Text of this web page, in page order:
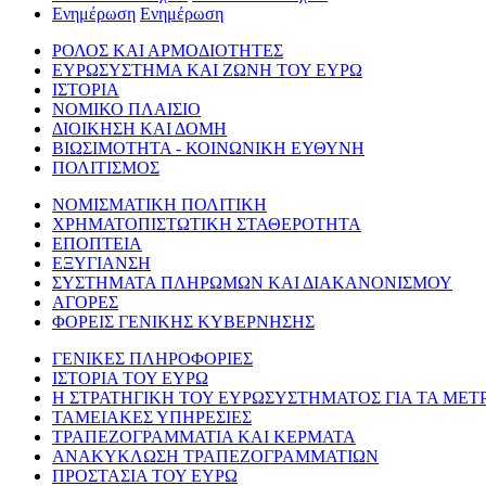
Ενημέρωση Ενημέρωση
ΡΟΛΟΣ ΚΑΙ ΑΡΜΟΔΙΟΤΗΤΕΣ
ΕΥΡΩΣΥΣΤΗΜΑ ΚΑΙ ΖΩΝΗ ΤΟΥ ΕΥΡΩ
ΙΣΤΟΡΙΑ
ΝΟΜΙΚΟ ΠΛΑΙΣΙΟ
ΔΙΟΙΚΗΣΗ ΚΑΙ ΔΟΜΗ
ΒΙΩΣΙΜΟΤΗΤΑ - ΚΟΙΝΩΝΙΚΗ ΕΥΘΥΝΗ
ΠΟΛΙΤΙΣΜΟΣ
ΝΟΜΙΣΜΑΤΙΚΗ ΠΟΛΙΤΙΚΗ
ΧΡΗΜΑΤΟΠΙΣΤΩΤΙΚΗ ΣΤΑΘΕΡΟΤΗΤΑ
ΕΠΟΠΤΕΙΑ
ΕΞΥΓΙΑΝΣΗ
ΣΥΣΤΗΜΑΤΑ ΠΛΗΡΩΜΩΝ ΚΑΙ ΔΙΑΚΑΝΟΝΙΣΜΟΥ
ΑΓΟΡΕΣ
ΦΟΡΕΙΣ ΓΕΝΙΚΗΣ ΚΥΒΕΡΝΗΣΗΣ
ΓΕΝΙΚΕΣ ΠΛΗΡΟΦΟΡΙΕΣ
ΙΣΤΟΡΙΑ ΤΟΥ ΕΥΡΩ
Η ΣΤΡΑΤΗΓΙΚΗ ΤΟΥ ΕΥΡΩΣΥΣΤΗΜΑΤΟΣ ΓΙΑ ΤΑ
ΤΑΜΕΙΑΚΕΣ ΥΠΗΡΕΣΙΕΣ
ΤΡΑΠΕΖΟΓΡΑΜΜΑΤΙΑ ΚΑΙ ΚΕΡΜΑΤΑ
ΑΝΑΚΥΚΛΩΣΗ ΤΡΑΠΕΖΟΓΡΑΜΜΑΤΙΩΝ
ΠΡΟΣΤΑΣΙΑ ΤΟΥ ΕΥΡΩ